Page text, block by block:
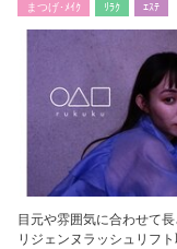
まつげ･ﾒｲｸ ﾘﾗｸ ｴｽﾃ
目元や雰囲気に合わせて
リジェンヌラッシュリフ